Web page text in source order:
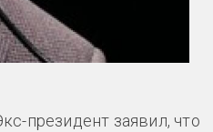
президент заявил, что